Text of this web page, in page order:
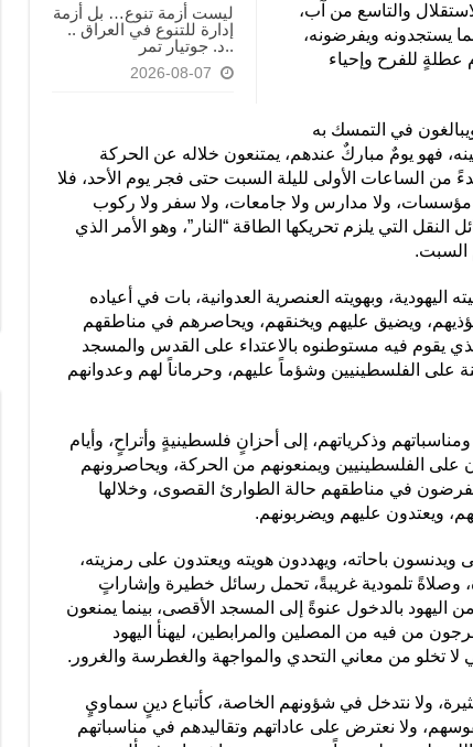
ليست أزمة تنوع… بل أزمة
إدارة للتنوع في العراق ..
..د. جوتيار تمر
2026-08-07
والتاسع من آب،
مما يستجدونه ويفرضونه،
عطلةٍ للفرح وإحياء
في التمسك به
فهو يومٌ مباركٌ عندهم، يمتنعون خلاله عن الحركة
من الساعات الأولى لليلة السبت حتى فجر يوم الأحد، فلا
مؤسسات، ولا مدارس ولا جامعات، ولا سفر ولا ركوب
التي يلزم تحريكها الطاقة “النار”، وهو الأمر الذي
السبت.
اليهودية، وبهويته العنصرية العدوانية، بات في أعياده
ويضيق عليهم ويخنقهم، ويحاصرهم في مناطقهم
يقوم فيه مستوطنوه بالاعتداء على القدس والمسجد
على الفلسطينيين وشؤماً عليهم، وحرماناً لهم وعدوانهم
وذكرياتهم، إلى أحزانٍ فلسطينيةٍ وأتراحٍ، وأيام
على الفلسطينيين ويمنعونهم من الحركة، ويحاصرونهم
في مناطقهم حالة الطوارئ القصوى، وخلالها
ويعتدون عليهم ويضربونهم.
باحاته، ويهددون هويته ويعتدون على رمزيته،
تلمودية غريبةً، تحمل رسائل خطيرة وإشاراتٍ
بالدخول عنوةً إلى المسجد الأقصى، بينما يمنعون
من فيه من المصلين والمرابطين، ليهنأ اليهود
لا تخلو من معاني التحدي والمواجهة والغطرسة والغرور.
ولا نتدخل في شؤونهم الخاصة، كأتباع دينٍ سماويٍ
ولا نعترض على عاداتهم وتقاليدهم في مناسباتهم